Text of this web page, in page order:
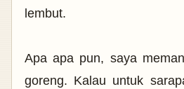
lembut.
Apa apa pun, saya
goreng. Kalau untuk